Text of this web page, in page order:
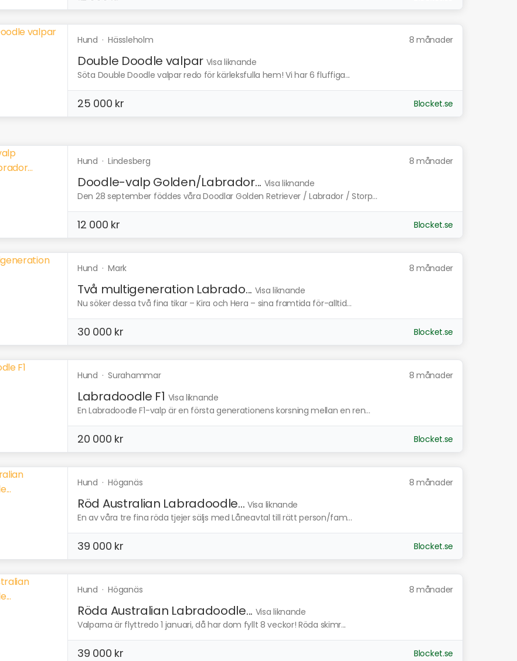
Hund ·Hässleholm 8 månader
Double Doodle valpar Visa liknande
Söta Double Doodle valpar redo för kärleksfulla hem! Vi har 6 fluffiga...
25 000 kr Blocket.se
Hund ·Lindesberg 8 månader
Doodle-valp Golden/Labrador... Visa liknande
Den 28 september föddes våra Doodlar Golden Retriever / Labrador / Storp...
12 000 kr Blocket.se
Hund ·Mark 8 månader
Två multigeneration Labrado... Visa liknande
Nu söker dessa två fina tikar – Kira och Hera – sina framtida för-alltid...
30 000 kr Blocket.se
Hund ·Surahammar 8 månader
Labradoodle F1 Visa liknande
En Labradoodle F1-valp är en första generationens korsning mellan en ren...
20 000 kr Blocket.se
Hund ·Höganäs 8 månader
Röd Australian Labradoodle... Visa liknande
En av våra tre fina röda tjejer säljs med Låneavtal till rätt person/fam...
39 000 kr Blocket.se
Hund ·Höganäs 8 månader
Röda Australian Labradoodle... Visa liknande
Valparna är flyttredo 1 januari, då har dom fyllt 8 veckor! Röda skimr...
39 000 kr Blocket.se